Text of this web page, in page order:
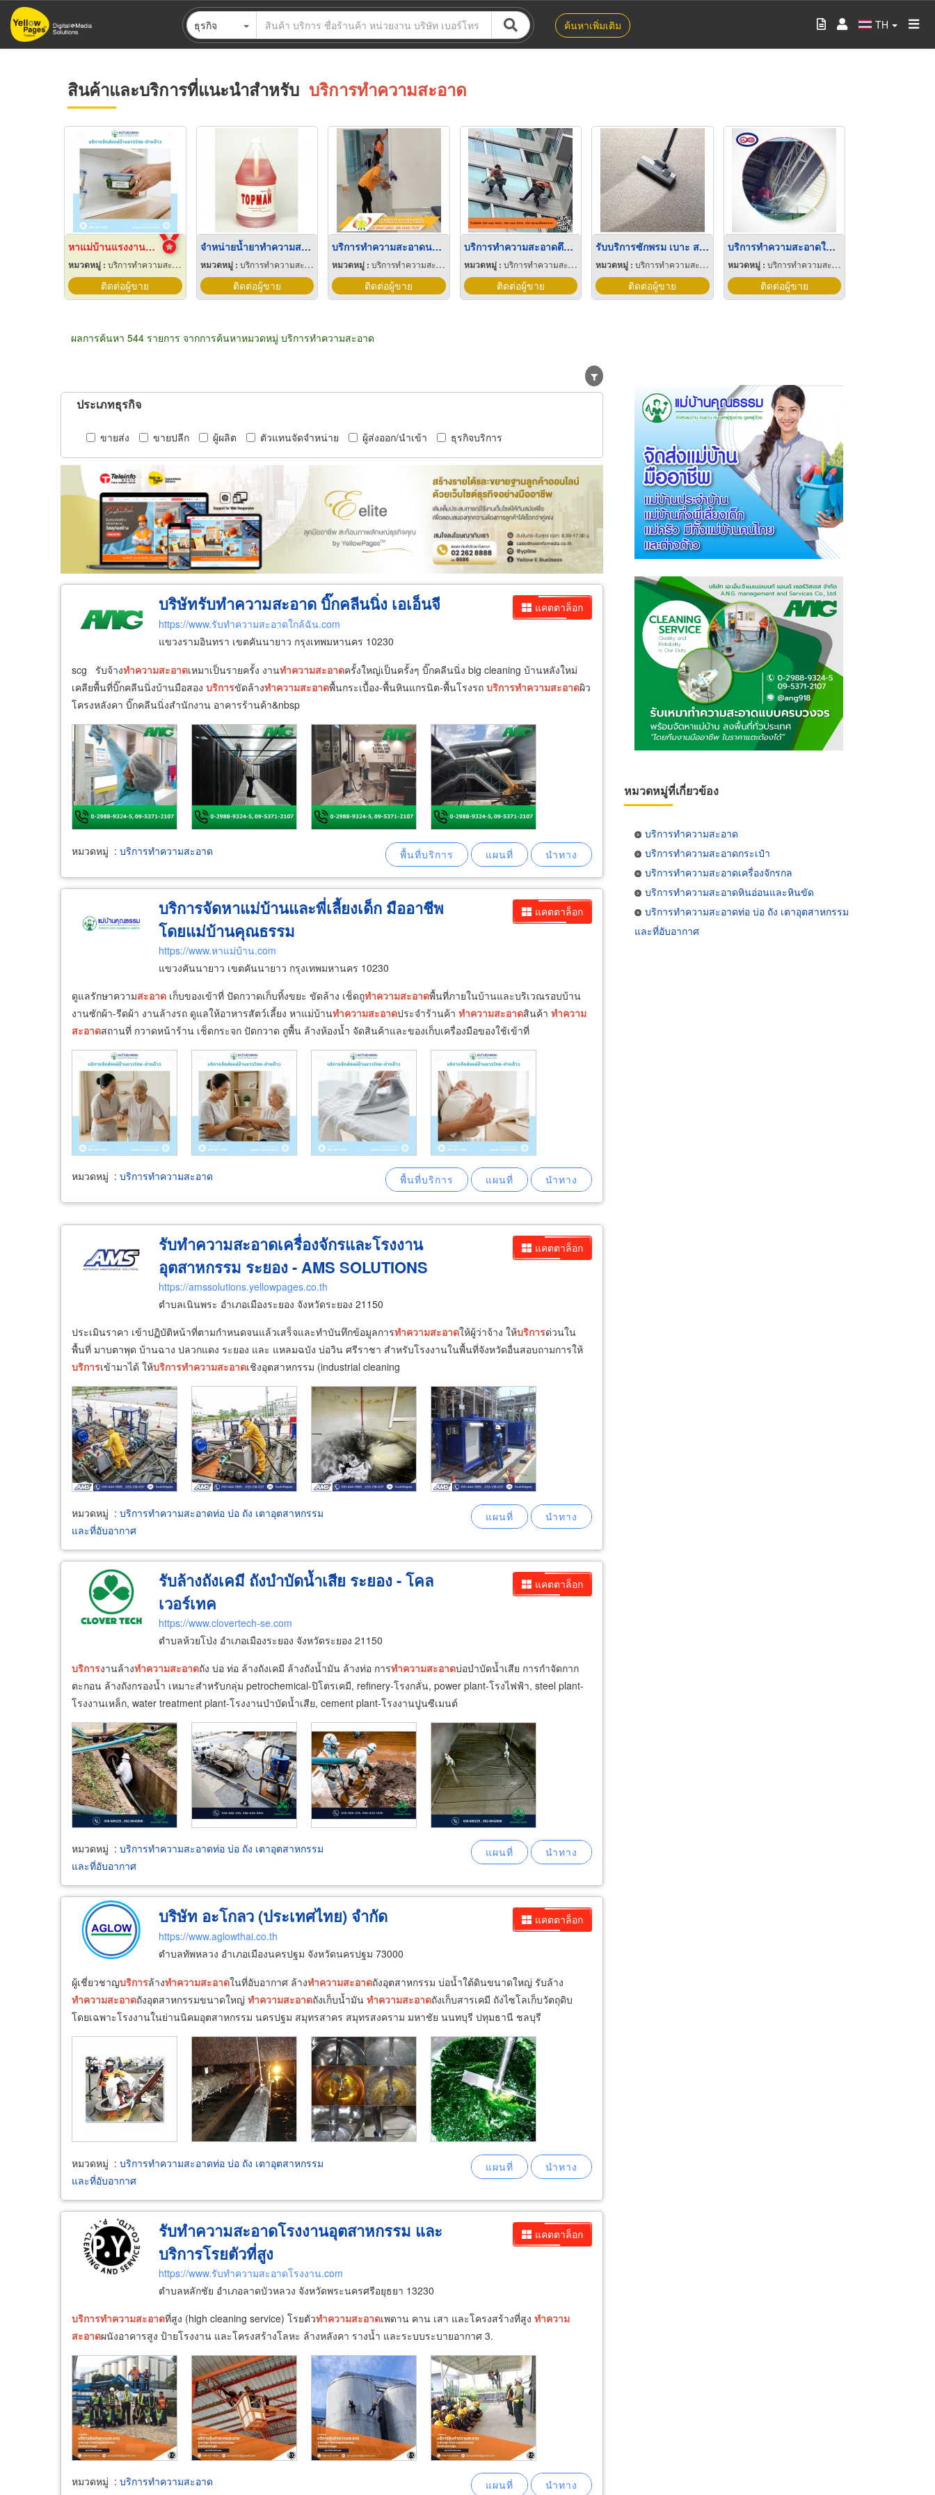
ข้าม
ไป
ธุรกิจ ค้นหาเพิ่มเติม TH
สินค้าและบริการที่แนะนำสำหรับ บริการทำความสะอาด
หาแม่บ้านแรงงานต่างด้าวถูกกฎหมาย
หมวดหมู่ : บริการทำความสะอาด
ติดต่อผู้ขาย
จำหน่ายน้ำยาทำความสะอาด
หมวดหมู่ : บริการทำความสะอาด
ติดต่อผู้ขาย
บริการทำความสะอาดนอกสถานที่
หมวดหมู่ : บริการทำความสะอาด
ติดต่อผู้ขาย
บริการทำความสะอาดตึกสูง นนทบุรี
หมวดหมู่ : บริการทำความสะอาด
ติดต่อผู้ขาย
รับบริการซักพรม เบาะ สมุย
หมวดหมู่ : บริการทำความสะอาด
ติดต่อผู้ขาย
บริการทำความสะอาดในที่สูง ขอนแก่น
หมวดหมู่ : บริการทำความสะอาด
ติดต่อผู้ขาย
ผลการค้นหา 544 รายการ จากการค้นหาหมวดหมู่ บริการทำความสะอาด
ประเภทธุรกิจ
ขายส่ง ขายปลีก ผู้ผลิต ตัวแทนจัดจำหน่าย ผู้ส่งออก/นำเข้า ธุรกิจบริการ
แคตตาล็อก
บริษัทรับทำความสะอาด บิ๊กคลีนนิ่ง เอเอ็นจี
https://www.รับทำความสะอาดใกล้ฉัน.com
แขวงรามอินทรา เขตคันนายาว กรุงเทพมหานคร 10230
scg รับจ้างทำความสะอาดเหมาเป็นรายครั้ง งานทำความสะอาดครั้งใหญ่เป็นครั้งๆ บิ๊กคลีนนิ่ง big cleaning บ้านหลังใหม่
เคลียพื้นที่บิ๊กคลีนนิ่งบ้านมือสอง บริการขัดล้างทำความสะอาดพื้นกระเบื้อง-พื้นหินแกรนิต-พื้นโรงรถ บริการทำความสะอาดผิว
โครงหลังคา บิ๊กคลีนนิ่งสำนักงาน อาคารร้านค้า ​&nbsp
หมวดหมู่ : บริการทำความสะอาด
แคตตาล็อก
บริการจัดหาแม่บ้านและพี่เลี้ยงเด็ก มืออาชีพ
โดยแม่บ้านคุณธรรม
https://www.หาแม่บ้าน.com
แขวงคันนายาว เขตคันนายาว กรุงเทพมหานคร 10230
ดูแลรักษาความสะอาด เก็บของเข้าที่ ปัดกวาดเก็บทิ้งขยะ ขัดล้าง เช็ดถูทำความสะอาดพื้นที่ภายในบ้านและบริเวณรอบบ้าน
งานซักผ้า-รีดผ้า งานล้างรถ ดูแลให้อาหารสัตว์เลี้ยง หาแม่บ้านทำความสะอาดประจำร้านค้า ทำความสะอาดสินค้า ทำความ
สะอาดสถานที่ กวาดหน้าร้าน เช็ดกระจก ปัดกวาด ถูพื้น ล้างห้องน้ำ จัดสินค้าและของเก็บเครื่องมือของใช้เข้าที่
หมวดหมู่ : บริการทำความสะอาด
แคตตาล็อก
รับทำความสะอาดเครื่องจักรและโรงงาน
อุตสาหกรรม ระยอง - AMS SOLUTIONS
https://amssolutions.yellowpages.co.th
ตำบลเนินพระ อำเภอเมืองระยอง จังหวัดระยอง 21150
ประเมินราคา เข้าปฏิบัติหน้าที่ตามกำหนดจนแล้วเสร็จและทำบันทึกข้อมูลการทำความสะอาดให้ผู้ว่าจ้าง ให้บริการด่วนใน
พื้นที่ มาบตาพุด บ้านฉาง ปลวกแดง ระยอง และ แหลมฉบัง บ่อวิน ศรีราชา สำหรับโรงงานในพื้นที่จังหวัดอื่นสอบถามการให้
บริการเข้ามาได้ ให้บริการทำความสะอาดเชิงอุตสาหกรรม (industrial cleaning
หมวดหมู่ : บริการทำความสะอาดท่อ บ่อ ถัง เตาอุตสาหกรรม
และที่อับอากาศ
แคตตาล็อก
รับล้างถังเคมี ถังบำบัดน้ำเสีย ระยอง - โคล
เวอร์เทค
https://www.clovertech-se.com
ตำบลห้วยโป่ง อำเภอเมืองระยอง จังหวัดระยอง 21150
บริการงานล้างทำความสะอาดถัง บ่อ ท่อ ล้างถังเคมี ล้างถังน้ำมัน ล้างท่อ การทำความสะอาดบ่อบำบัดน้ำเสีย การกำจัดกาก
ตะกอน ล้างถังกรองน้ำ เหมาะสำหรับกลุ่ม petrochemical-ปิโตรเคมี, refinery-โรงกลั่น, power plant-โรงไฟฟ้า, steel plant-
โรงงานเหล็ก, water treatment plant-โรงงานบำบัดน้ำเสีย, cement plant-โรงงานปูนซีเมนต์
หมวดหมู่ : บริการทำความสะอาดท่อ บ่อ ถัง เตาอุตสาหกรรม
และที่อับอากาศ
แคตตาล็อก
บริษัท อะโกลว (ประเทศไทย) จำกัด
https://www.aglowthai.co.th
ตำบลทัพหลวง อำเภอเมืองนครปฐม จังหวัดนครปฐม 73000
ผู้เชี่ยวชาญบริการล้างทำความสะอาดในที่อับอากาศ ล้างทำความสะอาดถังอุตสาหกรรม บ่อน้ำใต้ดินขนาดใหญ่ รับล้าง
ทำความสะอาดถังอุตสาหกรรมขนาดใหญ่ ทำความสะอาดถังเก็บน้ำมัน ทำความสะอาดถังเก็บสารเคมี ถังไซโลเก็บวัตถุดิบ
โดยเฉพาะโรงงานในย่านนิคมอุตสาหกรรม นครปฐม สมุทรสาคร สมุทรสงคราม มหาชัย นนทบุรี ปทุมธานี ชลบุรี
หมวดหมู่ : บริการทำความสะอาดท่อ บ่อ ถัง เตาอุตสาหกรรม
และที่อับอากาศ
แคตตาล็อก
รับทำความสะอาดโรงงานอุตสาหกรรม และ
บริการโรยตัวที่สูง
https://www.รับทำความสะอาดโรงงาน.com
ตำบลหลักชัย อำเภอลาดบัวหลวง จังหวัดพระนครศรีอยุธยา 13230
บริการทำความสะอาดที่สูง (high cleaning service) โรยตัวทำความสะอาดเพดาน คาน เสา และโครงสร้างที่สูง ทำความ
สะอาดผนังอาคารสูง ป้ายโรงงาน และโครงสร้างโลหะ ล้างหลังคา รางน้ำ และระบบระบายอากาศ 3.
หมวดหมู่ : บริการทำความสะอาด
หมวดหมู่ที่เกี่ยวข้อง
บริการทำความสะอาด
บริการทำความสะอาดกระเป๋า
บริการทำความสะอาดเครื่องจักรกล
บริการทำความสะอาดหินอ่อนและหินขัด
บริการทำความสะอาดท่อ บ่อ ถัง เตาอุตสาหกรรม
และที่อับอากาศ